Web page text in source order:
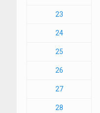
23
24
25
26
27
28